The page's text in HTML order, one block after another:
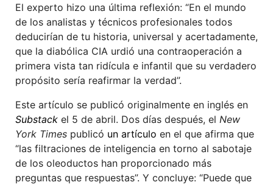
El experto hizo una última reflexión: “En el mundo
de los analistas y técnicos profesionales todos
deducirían de tu historia, universal y acertadamente,
que la diabólica CIA urdió una contraoperación a
primera vista tan ridícula e infantil que su verdadero
propósito sería reafirmar la verdad”.
Este artículo se publicó originalmente en inglés en
Substack el 5 de abril. Dos días después, el New
York Times publicó un artículo en el que afirma que
“las filtraciones de inteligencia en torno al sabotaje
de los oleoductos han proporcionado más
preguntas que respuestas”. Y concluye: “Puede que